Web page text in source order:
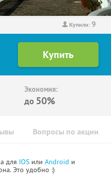
Купили:9
Экономия:
до 50%
Вопросы по акции
для IOS или Android и
Это удобно :)